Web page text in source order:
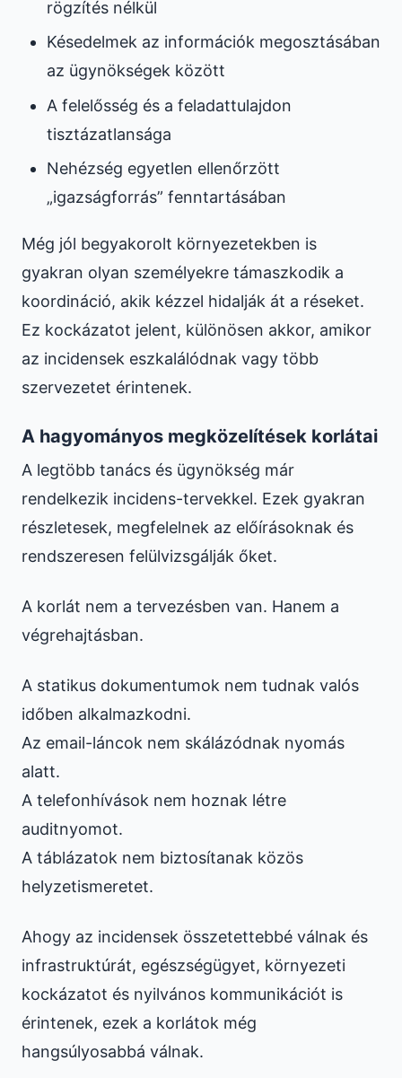
rögzítés nélkül
Késedelmek az információk megosztásában
az ügynökségek között
A felelősség és a feladattulajdon
tisztázatlansága
Nehézség egyetlen ellenőrzött
„igazságforrás” fenntartásában
Még jól begyakorolt környezetekben is
gyakran olyan személyekre támaszkodik a
koordináció, akik kézzel hidalják át a réseket.
Ez kockázatot jelent, különösen akkor, amikor
az incidensek eszkalálódnak vagy több
szervezetet érintenek.
A hagyományos megközelítések korlátai
A legtöbb tanács és ügynökség már
rendelkezik incidens-tervekkel. Ezek gyakran
részletesek, megfelelnek az előírásoknak és
rendszeresen felülvizsgálják őket.
A korlát nem a tervezésben van. Hanem a
végrehajtásban.
A statikus dokumentumok nem tudnak valós
időben alkalmazkodni.
Az email-láncok nem skálázódnak nyomás
alatt.
A telefonhívások nem hoznak létre
auditnyomot.
A táblázatok nem biztosítanak közös
helyzetismeretet.
Ahogy az incidensek összetettebbé válnak és
infrastruktúrát, egészségügyet, környezeti
kockázatot és nyilvános kommunikációt is
érintenek, ezek a korlátok még
hangsúlyosabbá válnak.